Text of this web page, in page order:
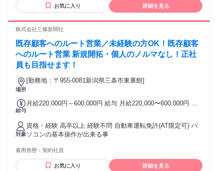
時点) ★交通費規定支給 ★営業手当 ★家族手当
ター歓迎 #第二新卒歓迎 #未経験者歓迎 #交通費支給 #社会保
OK #昇給あり #賞与あり
お気に入り 詳細を見る
株式会社三條新聞社
既存顧客へのルート営業／未経験の方OK！既存顧客
へのルート営業 新規開拓・個人のノルマなし！正社
員も目指せます！
場所
[勤務地：〒955-0081新潟県三条市東裏館]
給与
月給220,000円～600,000円 給与 月給220,000〜600,000円 ※
対象
資格・経験 高卒以上 経験不問 自動車運転免許(AT限定可) パ
ソコンの基本操作が出来る事
雇用形態： 契約社員
お気に入り 詳細を見る